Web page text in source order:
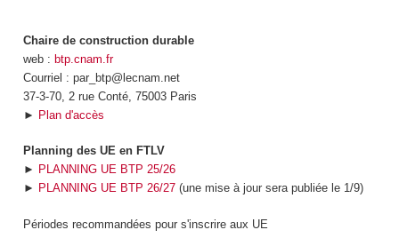
Chaire de construction durable
web : btp.cnam.fr
Courriel : par_btp@lecnam.net
37-3-70, 2 rue Conté, 75003 Paris
► Plan d'accès
Planning des UE en FTLV
► PLANNING UE BTP 25/26
► PLANNING UE BTP 26/27(une mise à jour sera publiée le 1/9)
Périodes recommandées pour s'inscrire aux UE